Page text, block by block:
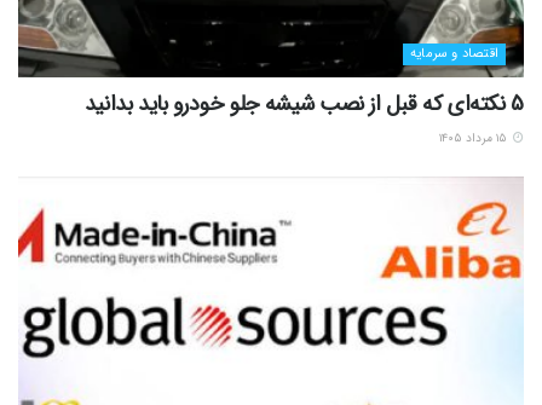
اقتصاد و سرمایه
5 نکته‌ای که قبل از نصب شیشه جلو خودرو باید بدانید